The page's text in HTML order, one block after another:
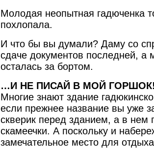
Молодая неопытная гадюченка
похлопала.
И что бы вы думали? Даму со
сдаче документов последней, а
осталась за бортом.
…И НЕ ПИСАЙ В МОЙ
Многие знают здание
если прежнее название вы уже
скверик перед зданием, а в нем
скамеечки. А поскольку и
замечательное место для